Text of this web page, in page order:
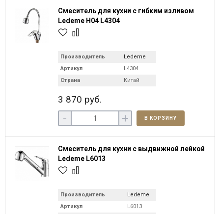
Смеситель для кухни с гибким изливом
Ledeme H04 L4304
Производитель
Ledeme
Артикул
L4304
Страна
Китай
3 870 руб.
- + В КОРЗИНУ
Смеситель для кухни с выдвижной лейкой
Ledeme L6013
Производитель
Ledeme
Артикул
L6013